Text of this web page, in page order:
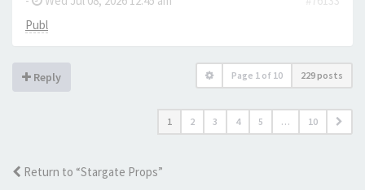
Publ
Reply Page 1 of 10 229 posts
1 2 3 4 5 … 10
Return to “Stargate Props”